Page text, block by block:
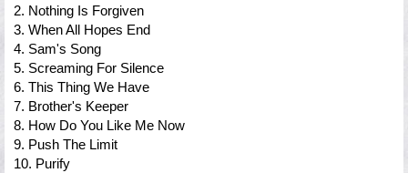
2. Nothing Is Forgiven
3. When All Hopes End
4. Sam's Song
5. Screaming For Silence
6. This Thing We Have
7. Brother's Keeper
8. How Do You Like Me Now
9. Push The Limit
10. Purify